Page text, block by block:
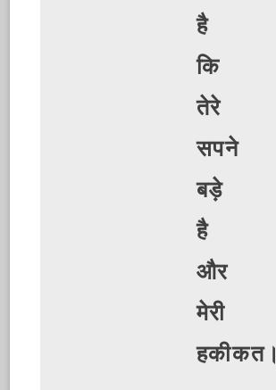
है
कि
तेरे
सपने
बड़े
है
और
मेरी
हकीकत।